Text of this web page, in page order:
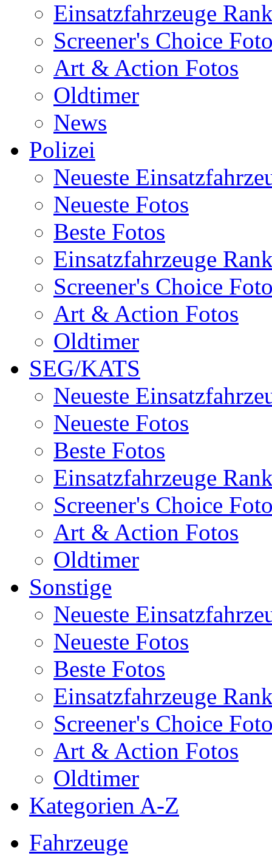
Einsatzfahrzeuge
Screener's Choice
Art & Action Fotos
Oldtimer
News
Polizei
Neueste
Neueste Fotos
Beste Fotos
Einsatzfahrzeuge
Screener's Choice
Art & Action Fotos
Oldtimer
SEG/KATS
Neueste
Neueste Fotos
Beste Fotos
Einsatzfahrzeuge
Screener's Choice
Art & Action Fotos
Oldtimer
Sonstige
Neueste
Neueste Fotos
Beste Fotos
Einsatzfahrzeuge
Screener's Choice
Art & Action Fotos
Oldtimer
Kategorien A-Z
Fahrzeuge